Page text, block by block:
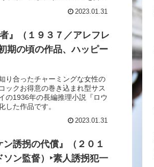
2023.01.31
』（１９３７／アレフレ
期の頃の作品、ハッピー
り合ったチャーミングな女性の
ックお得意の巻き込まれ型サス
の1936年の長編推理小説『ロウ
した作品です。
2023.01.31
誘拐の代償』（２０１
ン監督）‣素人誘拐犯一